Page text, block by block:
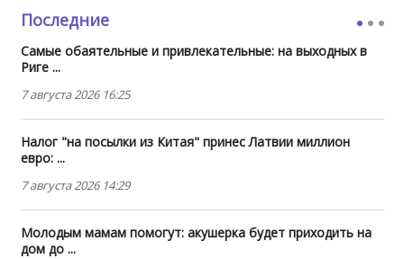
Последние
Самые обаятельные и привлекательные: на выходных в
Риге ...
7 августа 2026 16:25
Налог "на посылки из Китая" принес Латвии миллион
евро: ...
7 августа 2026 14:29
Молодым мамам помогут: акушерка будет приходить на
дом до ...